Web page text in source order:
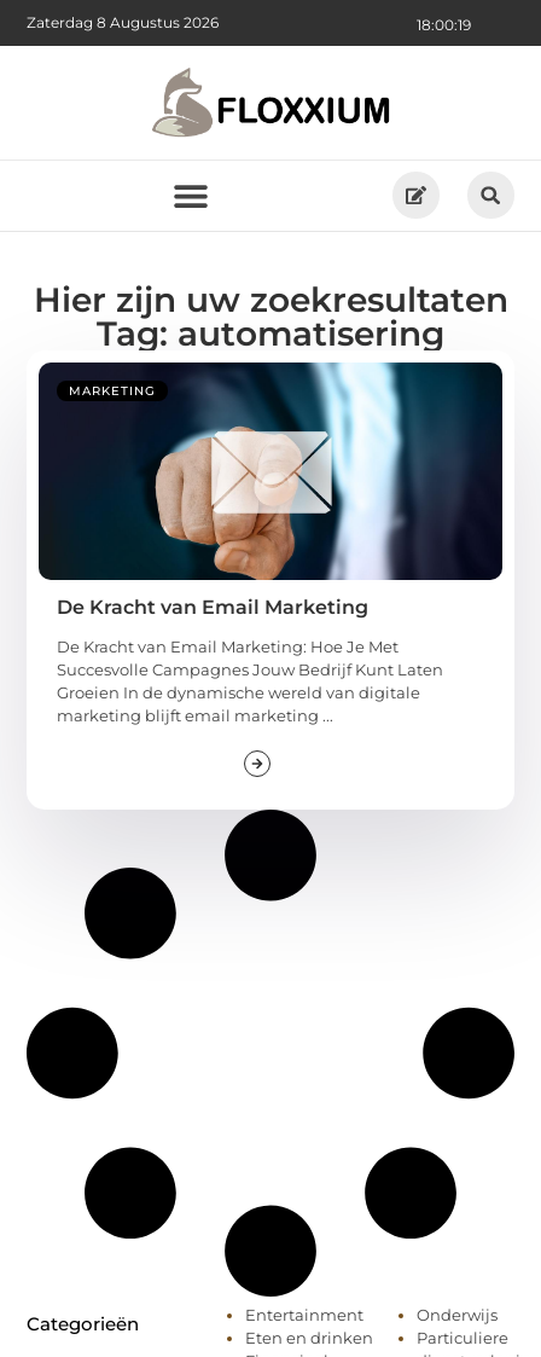
18:00:20
Zaterdag 8 Augustus 2026
Hier zijn uw zoekresultaten
Tag: automatisering
MARKETING
De Kracht van Email Marketing
De Kracht van Email Marketing: Hoe Je Met
Succesvolle Campagnes Jouw Bedrijf Kunt Laten
Groeien In de dynamische wereld van digitale
marketing blijft email marketing ...
Categorieën
Entertainment
Eten en drinken
Onderwijs
Particuliere